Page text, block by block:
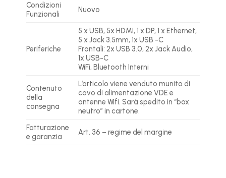
Condizioni
Funzionali
Nuovo
Periferiche
5 x USB, 5x HDMI, 1 x DP, 1 x Ethernet,
5 x Jack 3.5mm, 1x USB -C
Frontali: 2x USB 3.0, 2x Jack Audio,
1x USB-C
WiFi, Bluetooth Interni
Contenuto
della
consegna
L’articolo viene venduto munito di
cavo di alimentazione VDE e
antenne Wifi. Sarà spedito in “box
neutro” in cartone.
Fatturazione
e garanzia
Art. 36 – regime del margine